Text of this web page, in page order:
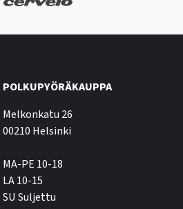
POLKUPYÖRÄKAUPPA
Melkonkatu 26
00210 Helsinki
MA-PE 10-18
LA 10-15
SU Suljettu